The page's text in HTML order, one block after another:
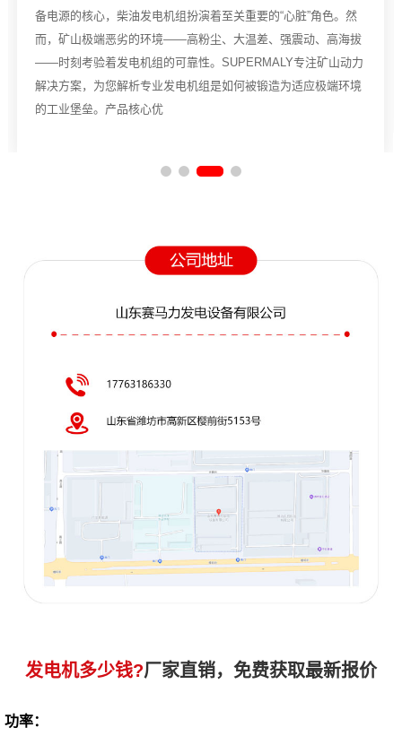
备电源的核心，柴油发电机组扮演着至关重要的“心脏”角色。然
而，矿山极端恶劣的环境——高粉尘、大温差、强震动、高海拔
——时刻考验着发电机组的可靠性。SUPERMALY专注矿山动力
解决方案，为您解析专业发电机组是如何被锻造为适应极端环境
的工业堡垒。产品核心优
发电机多少钱?厂家直销，免费获取最新报价
功率：